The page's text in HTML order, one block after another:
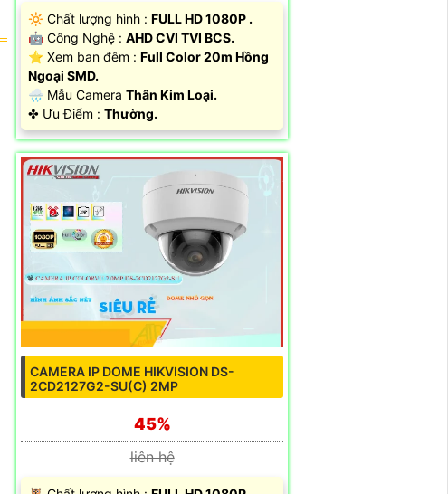
🔆 Chất lượng hình : FULL HD 1080P .
🤖️ Công Nghệ : AHD CVI TVI BCS.
⭐ Xem ban đêm : Full Color 20m Hồng
Ngoại SMD.
🌧️ Mẫu Camera Thân Kim Loại.
️✤ Ưu Điểm : Thường.
CAMERA IP DOME HIKVISION DS-
2CD2127G2-SU(C) 2MP
45%
liên hệ